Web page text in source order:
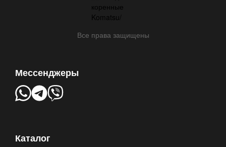
Все права защищены
Мессенджеры
Каталог